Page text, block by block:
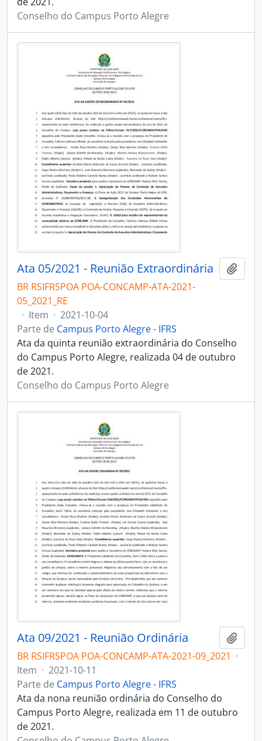
Conselho do Campus Porto Alegre
Ata 05/2021 - Reunião Extraordinária
BR RSIFRSPOA POA-CONCAMP-ATA-2021-
05_2021_RE
· Item · 2021-10-04
Parte de Campus Porto Alegre - IFRS
Ata da quinta reunião extraordinária do Conselho
do Campus Porto Alegre, realizada 04 de outubro
de 2021.
Conselho do Campus Porto Alegre
Ata 09/2021 - Reunião Ordinária
BR RSIFRSPOA POA-CONCAMP-ATA-2021-09_2021 ·
Item · 2021-10-11
Parte de Campus Porto Alegre - IFRS
Ata da nona reunião ordinária do Conselho do
Campus Porto Alegre, realizada em 11 de outubro
de 2021.